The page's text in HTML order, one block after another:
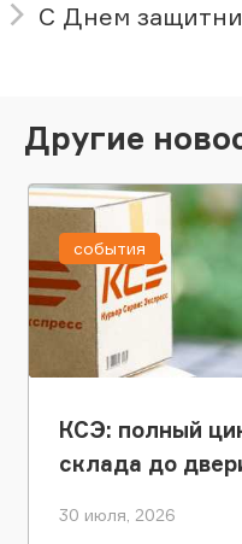
С Днем
Другие
КСЭ: полный
склада до
30 июля, 2026
события